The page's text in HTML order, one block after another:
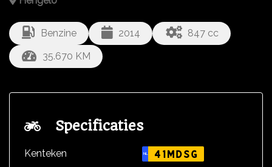
Benzine 2014 847 cc
35.670 KM
Specificaties
Kenteken NL 41MDSG